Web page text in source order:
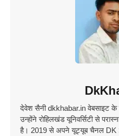
देवेश सैनी dkkhabar.in वेबसाइट
उन्होंने रोहिलखंड यूनिवर्सिटी से
है। 2019 से अपने यूट्यूब चैनल DK